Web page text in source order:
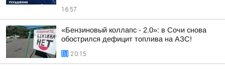
16:57
«Бензиновый коллапс - 2.0»: в Сочи снова
обострился дефицит топлива на АЗС!
20:15